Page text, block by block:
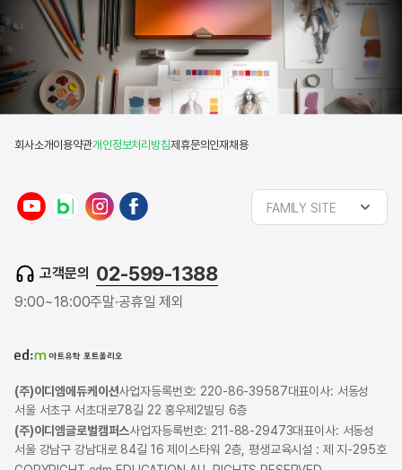
회사소개이용약관개인정보처리방침제휴문의인재채용
FAMILY SITE
고객문의 02-599-1388
9:00~18:00주말·공휴일 제외
(주)이디엠에듀케이션사업자등록번호: 220-86-39587대표이사: 서동성
서울 서초구 서초대로78길 22 홍우제2빌딩 6층
(주)이디엠글로벌캠퍼스사업자등록번호: 211-88-29473대표이사: 서동성
서울 강남구 강남대로 84길 16 제이스타워 2층, 평생교육시설 : 제 지-295호